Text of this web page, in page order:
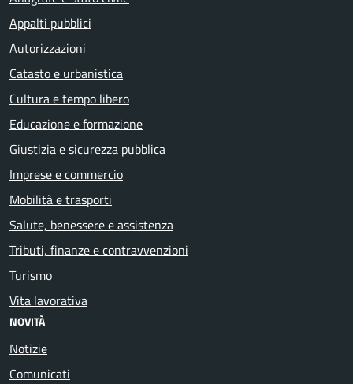
Appalti pubblici
Autorizzazioni
Catasto e urbanistica
Cultura e tempo libero
Educazione e formazione
Giustizia e sicurezza pubblica
Imprese e commercio
Mobilità e trasporti
Salute, benessere e assistenza
Tributi, finanze e contravvenzioni
Turismo
Vita lavorativa
NOVITÀ
Notizie
Comunicati